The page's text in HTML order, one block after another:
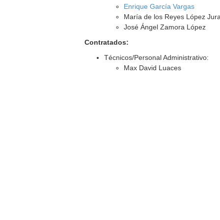
Enrique García Vargas
María de los Reyes López
José Ángel Zamora López
Contratados:
Técnicos/Personal Administrativo:
Max David Luaces